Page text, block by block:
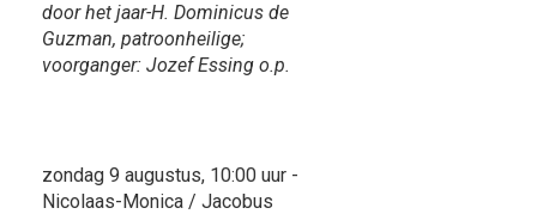
door het jaar-H. Dominicus de
Guzman, patroonheilige;
voorganger: Jozef Essing o.p.
zondag 9 augustus, 10:00 uur -
Nicolaas-Monica / Jacobus